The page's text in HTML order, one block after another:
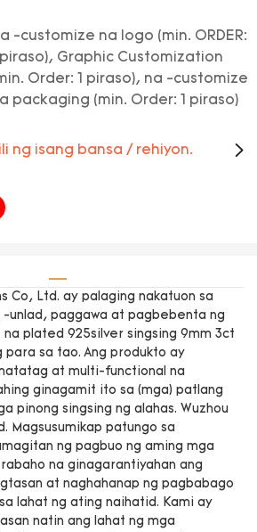
-customize na logo (min. ORDER:
piraso), Graphic Customization
Order: 1 piraso), na -customize
packaging (min. Order: 1 piraso)
ng isang bansa / rehiyon.
Co, Ltd. ay palaging nakatuon sa
-unlad, paggawa at pagbebenta ng
na plated 925silver singsing 9mm 3ct
para sa tao. Ang produkto ay
at multi-functional na
ginagamit ito sa (mga) patlang
pinong singsing ng alahas. Wuzhou
Magsusumikap patungo sa
ng pagbuo ng aming mga
na ginagarantiyahan ang
at naghahanap ng pagbabago
lahat ng ating naihatid. Kami ay
natin ang lahat ng mga